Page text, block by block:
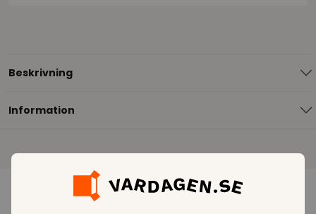
Beskrivning
Information